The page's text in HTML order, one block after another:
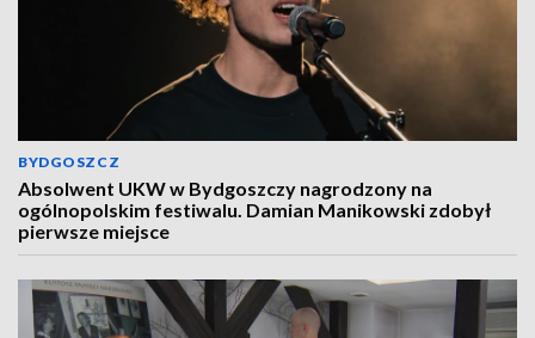
BYDGOSZCZ
Absolwent UKW w Bydgoszczy nagrodzony na
ogólnopolskim festiwalu. Damian Manikowski zdobył
pierwsze miejsce